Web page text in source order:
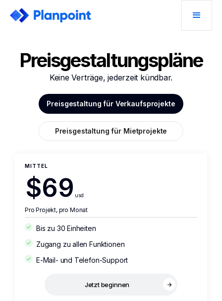
Preisgestaltungspläne
Keine Verträge, jederzeit kündbar.
Preisgestaltung für Verkaufsprojekte
Preisgestaltung für Mietprojekte
MITTEL
$69 usd
Pro Projekt, pro Monat
Bis zu 30 Einheiten
Zugang zu allen Funktionen
E-Mail- und Telefon-Support
Jetzt beginnen